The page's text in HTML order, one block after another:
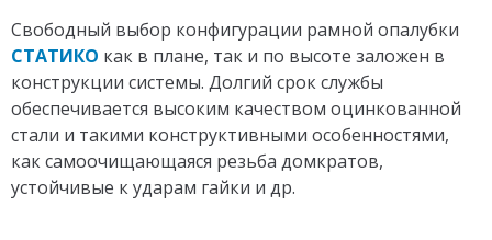
Свободный выбор конфигурации рамной опалубки
СТАТИКО как в плане, так и по высоте заложен в
конструкции системы. Долгий срок службы
обеспечивается высоким качеством оцинкованной
стали и такими конструктивными особенностями,
как самоочищающаяся резьба домкратов,
устойчивые к ударам гайки и др.